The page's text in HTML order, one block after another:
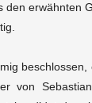
den erwähnten
von